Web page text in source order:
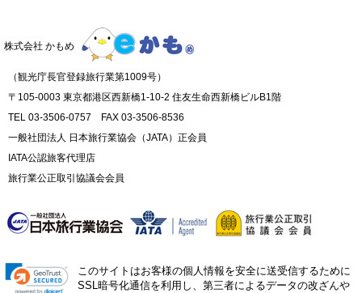
株式会社 かもめ
（観光庁長官登録旅行業第1009号）
〒105-0003 東京都港区西新橋1-10-2 住友生命西新橋ビルB1階
TEL 03-3506-0757 FAX 03-3506-8536
一般社団法人 日本旅行業協会（JATA）正会員
IATA公認旅客代理店
旅行業公正取引協議会会員
このサイトはお客様の個人情報を安全に送受信するために
SSL暗号化通信を利用し、第三者によるデータの改ざんや